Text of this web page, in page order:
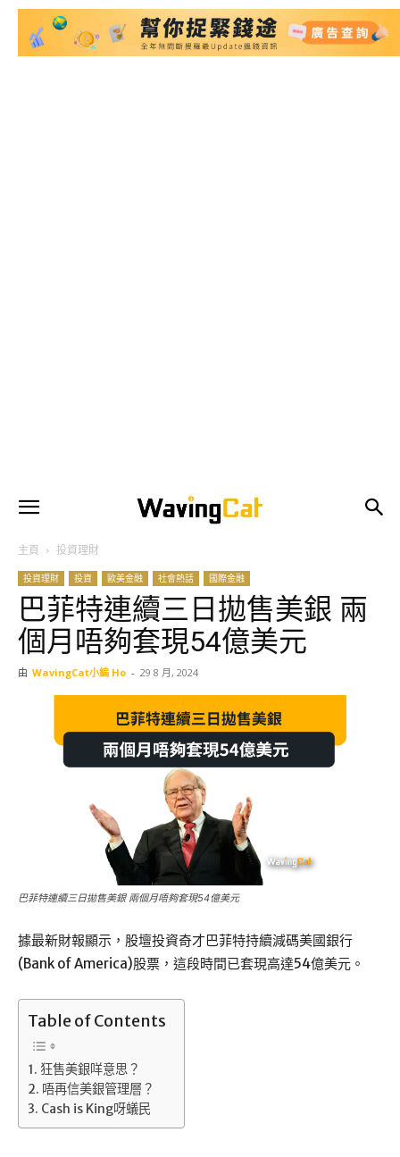
主頁 投資理財
投資理財 投資 歐美金融 社會熱話 國際金融
巴菲特連續三日拋售美銀 兩
個月唔夠套現54億美元
由 WavingCat小編 Ho - 29 8 月, 2024
巴菲特連續三日拋售美銀 兩個月唔夠套現54億美元
據最新財報顯示，股壇投資奇才巴菲特持續減碼美國銀行
(Bank of America)股票，這段時間已套現高達54億美元。
Table of Contents
狂售美銀咩意思？
唔再信美銀管理層？
Cash is King呀蟻民